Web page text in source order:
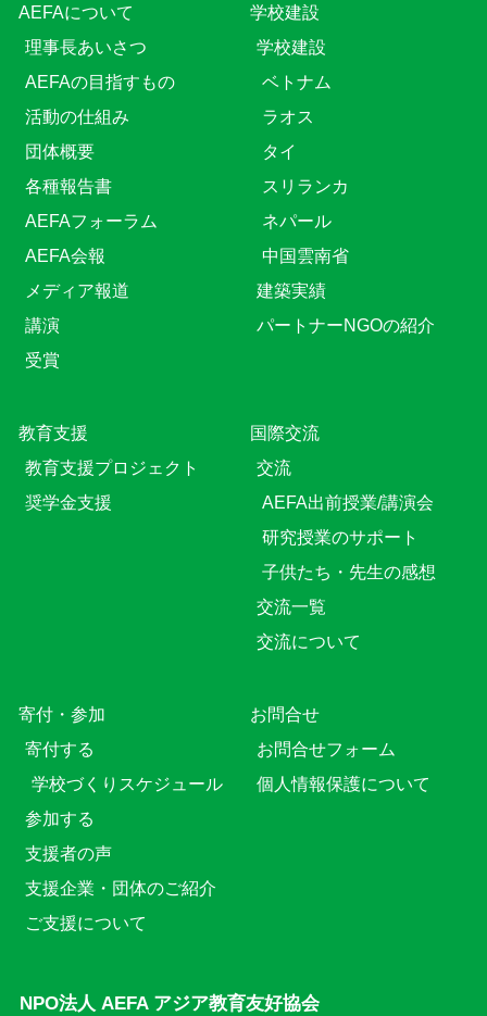
AEFAについて
理事長あいさつ
AEFAの目指すもの
活動の仕組み
団体概要
各種報告書
AEFAフォーラム
AEFA会報
メディア報道
講演
受賞
学校建設
学校建設
ベトナム
ラオス
タイ
スリランカ
ネパール
中国雲南省
建築実績
パートナーNGOの紹介
教育⽀援
教育⽀援プロジェクト
奨学金支援
国際交流
交流
AEFA出前授業/講演会
研究授業のサポート
子供たち・先生の感想
交流一覧
交流について
寄付・参加
寄付する
学校づくりスケジュール
参加する
支援者の声
支援企業・団体のご紹介
ご支援について
お問合せ
お問合せフォーム
個人情報保護について
NPO法人 AEFA アジア教育友好協会